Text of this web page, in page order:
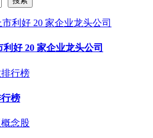
好 20 家企业龙头公司
榜